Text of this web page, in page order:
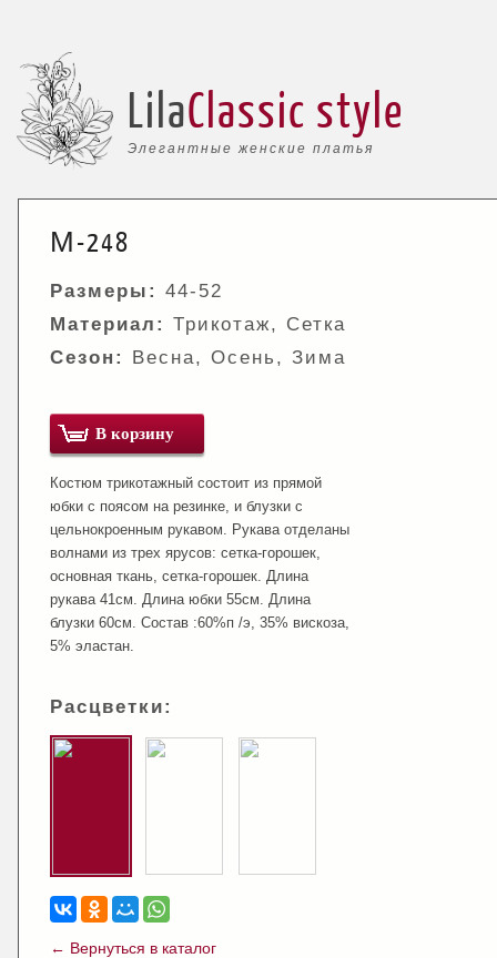
Элегантные женские платья
LilaClassic style
М-248
Размеры: 44-52
Материал: Трикотаж, Сетка
Сезон:
Весна, Осень, Зима
В корзину
Костюм трикотажный состоит из прямой
юбки с поясом на резинке, и блузки с
цельнокроенным рукавом. Рукава отделаны
волнами из трех ярусов: сетка-горошек,
основная ткань, сетка-горошек. Длина
рукава 41см. Длина юбки 55см. Длина
блузки 60см. Состав :60%п /э, 35% вискоза,
5% эластан.
Расцветки:
← Вернуться в каталог